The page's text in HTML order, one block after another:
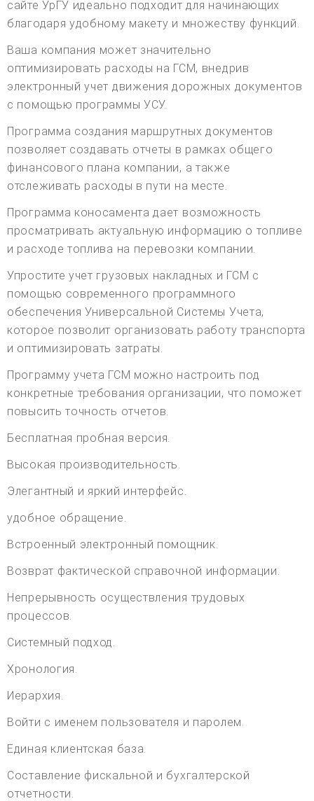
сайте УрГУ идеально подходит для начинающих
благодаря удобному макету и множеству функций.
Ваша компания может значительно
оптимизировать расходы на ГСМ, внедрив
электронный учет движения дорожных документов
с помощью программы УСУ.
Программа создания маршрутных документов
позволяет создавать отчеты в рамках общего
финансового плана компании, а также
отслеживать расходы в пути на месте.
Программа коносамента дает возможность
просматривать актуальную информацию о топливе
и расходе топлива на перевозки компании.
Упростите учет грузовых накладных и ГСМ с
помощью современного программного
обеспечения Универсальной Системы Учета,
которое позволит организовать работу транспорта
и оптимизировать затраты.
Программу учета ГСМ можно настроить под
конкретные требования организации, что поможет
повысить точность отчетов.
Бесплатная пробная версия.
Высокая производительность.
Элегантный и яркий интерфейс.
удобное обращение.
Встроенный электронный помощник.
Возврат фактической справочной информации.
Непрерывность осуществления трудовых
процессов.
Системный подход.
Хронология.
Иерархия.
Войти с именем пользователя и паролем.
Единая клиентская база.
Составление фискальной и бухгалтерской
отчетности.